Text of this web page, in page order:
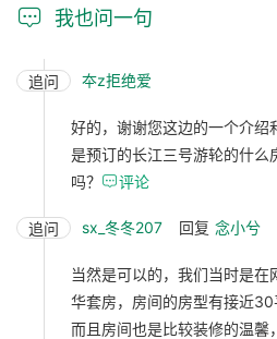
 我也问一句
追问 夲z拒绝爱
好的，谢谢您这边的一个介绍
是预订的长江三号游轮的什么
吗？ 评论
追问 sx_冬冬207 回复 念小兮
当然是可以的，我们当时是
华套房，房间的房型有接近
而且房间也是比较装修的温馨